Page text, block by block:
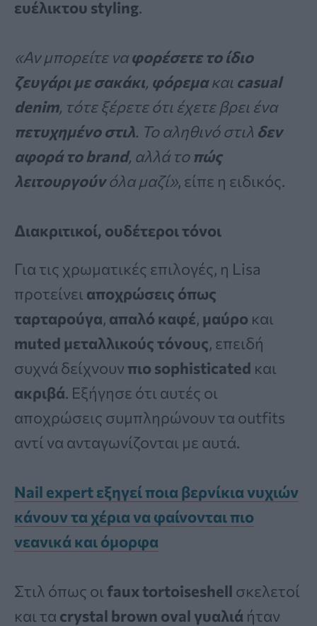
ευέλικτου styling.
«Αν μπορείτε ναφορέσετε το ίδιο
ζευγάρι με σακάκι, φόρεμακαι casual
denim, τότε ξέρετε ότι έχετε βρει ένα
πετυχημένο στιλ. Το αληθινό στιλ δεν
αφορά το brand, αλλά τοπώς
λειτουργούνόλα μαζί», είπε η ειδικός.
Διακριτικοί, ουδέτεροι τόνοι
Για τις χρωματικές επιλογές, η Lisa
προτείνει αποχρώσεις όπως
ταρταρούγα, απαλό καφέ, μαύρο και
muted μεταλλικούς τόνους, επειδή
συχνά δείχνουν πιο sophisticated και
ακριβά. Εξήγησε ότι αυτές οι
αποχρώσεις συμπληρώνουν τα outfits
αντί να ανταγωνίζονται με αυτά.
Nail expert εξηγεί ποια βερνίκια νυχιών
κάνουν τα χέρια να φαίνονται πιο
νεανικά και όμορφα
Στιλ όπως οι faux tortoiseshell σκελετοί
και τα crystal brown oval γυαλιά ήταν